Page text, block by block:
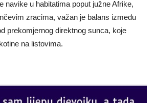
navike u habitatima poput južne Afrike,
zracima, važan je balans između
prekomjernog direktnog sunca, koje
na listovima.